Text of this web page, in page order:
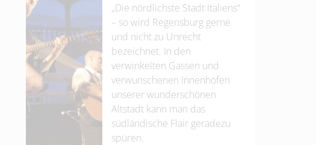
„Die nördlichste Stadt Italiens“
– so wird Regensburg gerne
und nicht zu Unrecht
bezeichnet. In den
verwinkelten Gassen und
verwunschenen Innenhöfen
unserer wunderschönen
Altstadt kann man das
südländische Flair geradezu
spüren.